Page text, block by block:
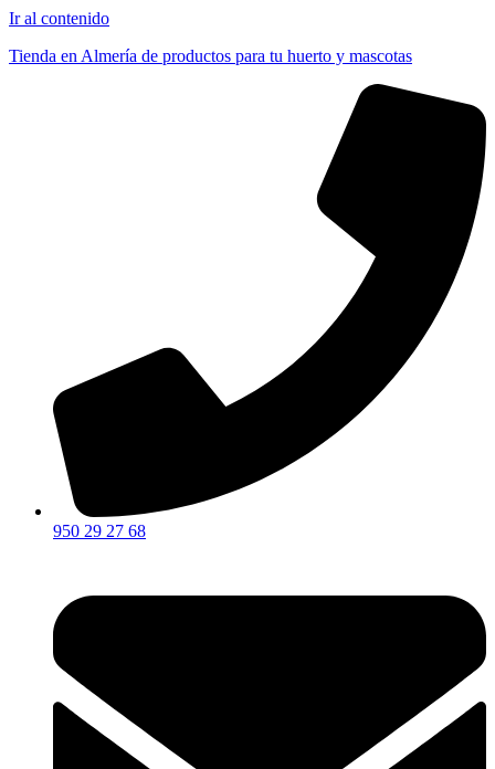
Ir al contenido
Tienda en Almería de productos para tu huerto y mascotas
950 29 27 68